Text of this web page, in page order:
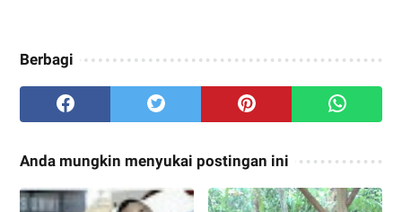
Berbagi
Anda mungkin menyukai postingan ini